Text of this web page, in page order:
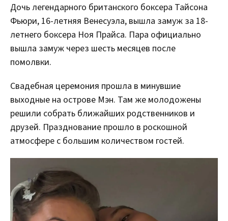
Дочь легендарного британского боксера Тайсона
Фьюри, 16-летняя Венесуэла, вышла замуж за 18-
летнего боксера Ноя Прайса. Пара официально
вышла замуж через шесть месяцев после
помолвки.
Свадебная церемония прошла в минувшие
выходные на острове Мэн. Там же молодожены
решили собрать ближайших родственников и
друзей. Празднование прошло в роскошной
атмосфере с большим количеством гостей.